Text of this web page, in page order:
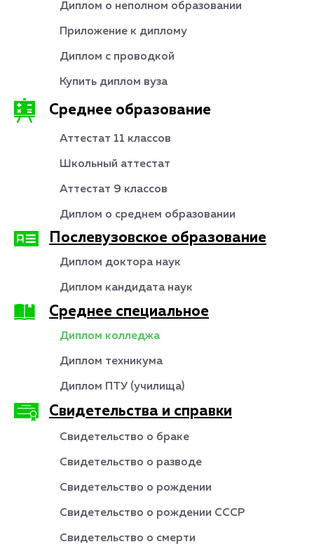
Диплом о неполном образовании
Приложение к диплому
Диплом с проводкой
Купить диплом вуза
Среднее образование
Аттестат 11 классов
Школьный аттестат
Аттестат 9 классов
Диплом о среднем образовании
Послевузовское образование
Диплом доктора наук
Диплом кандидата наук
Среднее специальное
Диплом колледжа
Диплом техникума
Диплом ПТУ (училища)
Свидетельства и справки
Свидетельство о браке
Свидетельство о разводе
Свидетельство о рождении
Свидетельство о рождении СССР
Свидетельство о смерти